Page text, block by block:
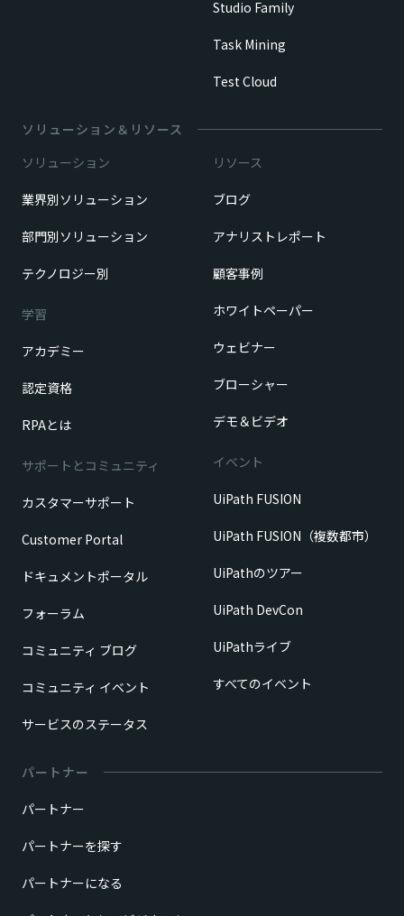
Studio Family
Task Mining
Test Cloud
ソリューション＆リソース
ソリューション
業界別ソリューション
部門別ソリューション
テクノロジー別
学習
アカデミー
認定資格
RPAとは
サポートとコミュニティ
カスタマーサポート
Customer Portal
ドキュメントポータル
フォーラム
コミュニティ ブログ
コミュニティ イベント
サービスのステータス
リソース
ブログ
アナリストレポート
顧客事例
ホワイトペーパー
ウェビナー
ブローシャー
デモ＆ビデオ
イベント
UiPath FUSION
UiPath FUSION（複数都市）
UiPathのツアー
UiPath DevCon
UiPathライブ
すべてのイベント
パートナー
パートナー
パートナーを探す
パートナーになる